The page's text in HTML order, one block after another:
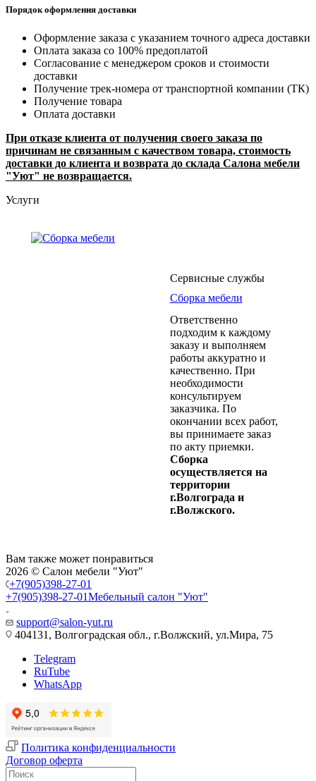
Порядок оформления доставки
Оформление заказа с указанием точного адреса доставки
Оплата заказа со 100% предоплатой
Согласование с менеджером сроков и стоимости
доставки
Получение трек-номера от транспортной компании (ТК)
Получение товара
Оплата доставки
При отказе клиента от получения своего заказа по
причинам не связанным с качеством товара, стоимость
доставки до клиента и возврата до склада Салона мебели
"Уют" не возвращается.
Услуги
Сервисные службы
Сборка мебели
Ответственно
подходим к каждому
заказу и выполняем
работы аккуратно и
качественно. При
необходимости
консультируем
заказчика. По
окончании всех работ,
вы принимаете заказ
по акту приемки.
Сборка
осуществляется на
территории
г.Волгограда и
г.Волжского.
Вам также может понравиться
2026 © Салон мебели "Уют"
+7(905)398-27-01
+7(905)398-27-01Мебельный салон "Уют"
support@salon-yut.ru
404131, Волгоградская обл., г.Волжский, ул.Мира, 75
Telegram
RuTube
WhatsApp
Политика конфиденциальности
Договор оферта